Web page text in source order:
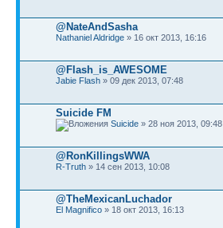
@NateAndSasha
Nathaniel Aldridge » 16 окт 2013, 16:16
@Flash_is_AWESOME
Jabie Flash » 09 дек 2013, 07:48
Suicide FM
Suicide » 28 ноя 2013, 09:48
@RonKillingsWWA
R-Truth » 14 сен 2013, 10:08
@TheMexicanLuchador
El Magnifico » 18 окт 2013, 16:13